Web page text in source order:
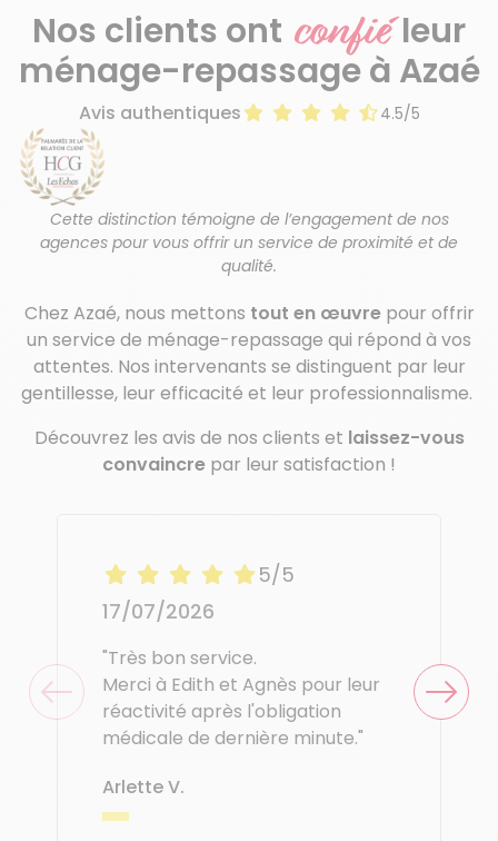
Nos clients ont confié leur
ménage-repassage à Azaé
Avis authentiques 4.5/5
Cette distinction témoigne de l’engagement de nos
agences pour vous offrir un service de proximité et de
qualité.
Chez Azaé, nous mettons tout en œuvrepour offrir
un service de ménage-repassage qui répond à vos
attentes. Nos intervenants se distinguent par leur
gentillesse, leur efficacité et leur professionnalisme.
Découvrez les avis de nos clients et laissez-vous
convaincre par leur satisfaction !
5/5
17/07/2026
"Très bon service.
Merci à Edith et Agnès pour leur
réactivité après l'obligation
médicale de dernière minute."
Arlette V.